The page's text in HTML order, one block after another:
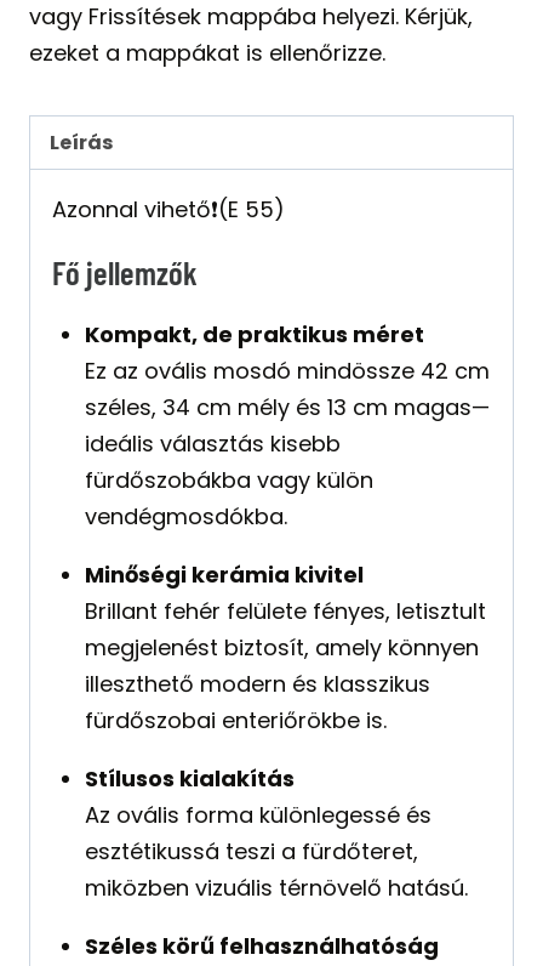
vagy Frissítések mappába helyezi. Kérjük,
ezeket a mappákat is ellenőrizze.
Leírás
Azonnal vihető❗️(E 55)
Fő jellemzők
Kompakt, de praktikus méret
Ez az ovális mosdó mindössze 42 cm
széles, 34 cm mély és 13 cm magas—
ideális választás kisebb
fürdőszobákba vagy külön
vendégmosdókba.
Minőségi kerámia kivitel
Brillant fehér felülete fényes, letisztult
megjelenést biztosít, amely könnyen
illeszthető modern és klasszikus
fürdőszobai enteriőrökbe is.
Stílusos kialakítás
Az ovális forma különlegessé és
esztétikussá teszi a fürdőteret,
miközben vizuális térnövelő hatású.
Széles körű felhasználhatóság